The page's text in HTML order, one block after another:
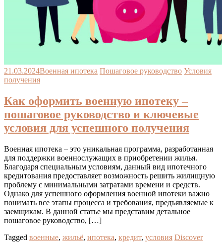
21.03.2024Военная ипотека Пошаговое руководство Условия
получения
Как оформить военную ипотеку –
пошаговое руководство и ключевые
условия для успешного получения
Военная ипотека – это уникальная программа, разработанная
для поддержки военнослужащих в приобретении жилья.
Благодаря специальным условиям, данный вид ипотечного
кредитования предоставляет возможность решить жилищную
проблему с минимальными затратами времени и средств.
Однако для успешного оформления военной ипотеки важно
понимать все этапы процесса и требования, предъявляемые к
заемщикам. В данной статье мы представим детальное
пошаговое руководство, […]
Tagged военные, жильё, ипотека, кредит, условия Discover